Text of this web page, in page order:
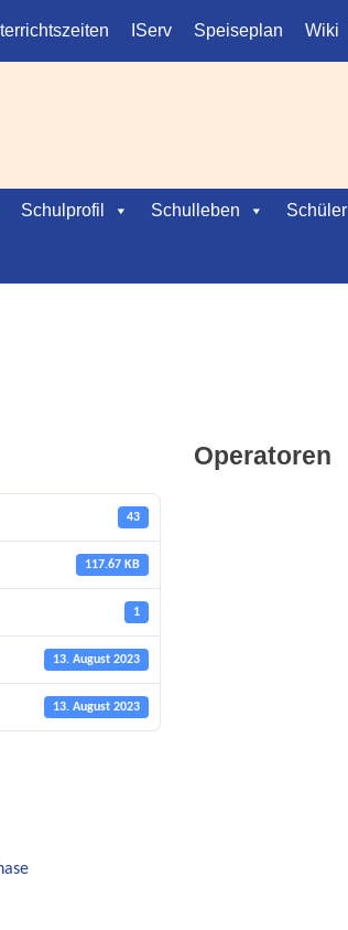
IServ Speiseplan Wiki
Schulprofil Schulleben Schüler
43
117.67 KB
1
13. August 2023
13. August 2023
Operatoren